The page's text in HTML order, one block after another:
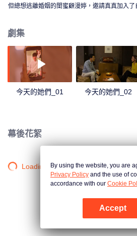
但總想逃離婚姻的閨蜜顧漫婷，邀請真真加入了
驗，在煙火成都，她們又會做出怎樣的抉擇。
劇集
今天的她們_01 今天的她們_02
幕後花絮
Loading…By using the website, you are
Privacy Policy and the use of
accordance with our Cookie
Accept